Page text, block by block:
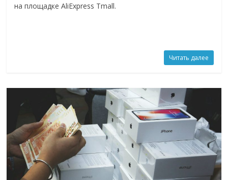
на площадке AliExpress Tmall.
Читать далее